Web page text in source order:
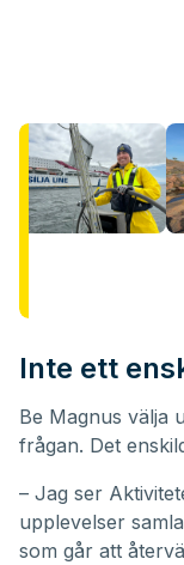
Inte ett
Be Magnus välja
frågan. Det
– Jag ser
upplevelser
som går att